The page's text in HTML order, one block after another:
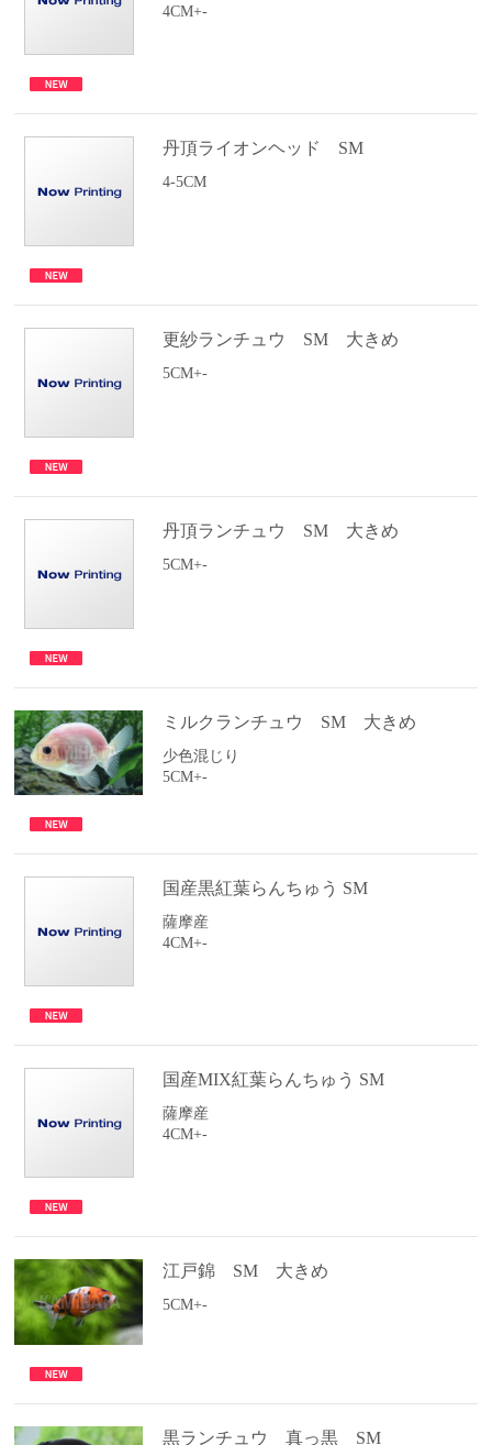
4CM+-
丹頂ライオンヘッド SM
4-5CM
更紗ランチュウ SM 大きめ
5CM+-
丹頂ランチュウ SM 大きめ
5CM+-
ミルクランチュウ SM 大きめ
少色混じり
5CM+-
国産黒紅葉らんちゅう SM
薩摩産
4CM+-
国産MIX紅葉らんちゅう SM
薩摩産
4CM+-
江戸錦 SM 大きめ
5CM+-
黒ランチュウ 真っ黒 SM